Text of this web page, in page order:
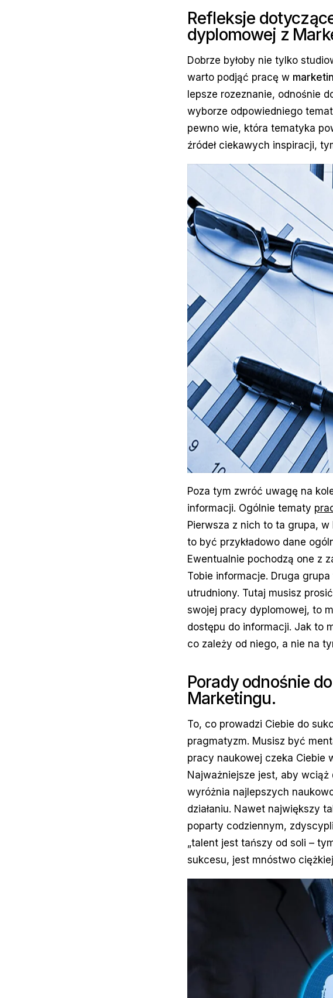
Refleksje
dyplomowej z
Dobrze byłoby nie tylko
warto podjąć pracę w
lepsze rozeznanie, odnośnie
wyborze odpowiedniego
pewno wie, która tematyka
źródeł ciekawych inspiracji,
Poza tym zwróć uwagę na
informacji. Ogólnie tematy
Pierwsza z nich to ta grupa,
to być przykładowo dane
Ewentualnie pochodzą one z
Tobie informacje. Druga
utrudniony. Tutaj musisz
swojej pracy dyplomowej, to
dostępu do informacji. Jak to
co zależy od niego, a nie na
Porady odnośnie
Marketingu.
To, co prowadzi Ciebie do
pragmatyzm. Musisz być
pracy naukowej czeka Ciebie
Najważniejsze jest, aby wciąż
wyróżnia najlepszych
działaniu. Nawet największy
poparty codziennym,
„talent jest tańszy od soli –
sukcesu, jest mnóstwo